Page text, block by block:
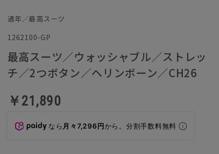
通年／最高スーツ
1262100-GP
最高スーツ／ウォッシャブル／ストレッ
チ／2つボタン／ヘリンボーン／CH26
￥21,890
なら 月々7,296円から。分割手数料無料